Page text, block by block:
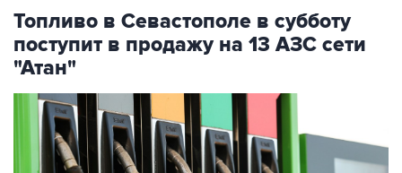
Топливо в Севастополе в субботу
поступит в продажу на 13 АЗС сети
"Атан"